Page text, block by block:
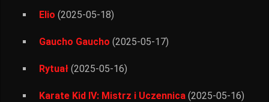
Elio (2025-05-18)
Gaucho Gaucho (2025-05-17)
Rytuał (2025-05-16)
Karate Kid IV: Mistrz i Uczennica (2025-05-16)